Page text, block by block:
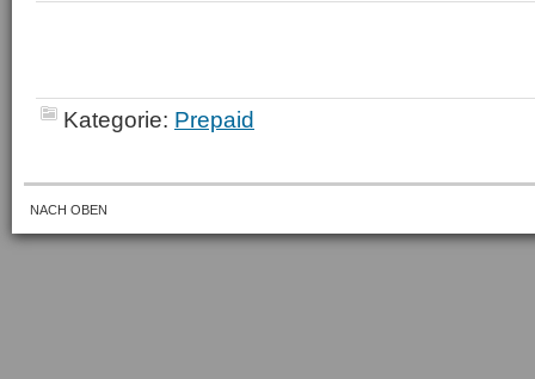
Kategorie: Prepaid
NACH OBEN